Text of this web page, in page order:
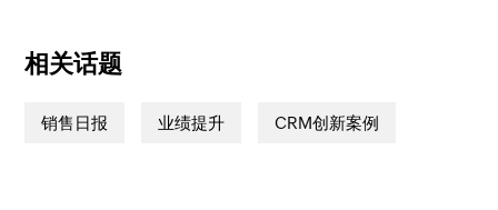
相关话题
销售日报 业绩提升 CRM创新案例